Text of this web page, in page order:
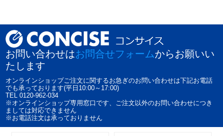
お問い合わせはお問合せフォームからお願いい
たします
オンラインショップご注文に関するお急ぎのお問い合わせは下記お電話
でも承っております(平日10:00～17:00)
TEL 0120-962-034
※オンラインショップ専用窓口です、ご注文以外のお問い合わせにつき
ましては対応できません
※お電話注文は承っておりません